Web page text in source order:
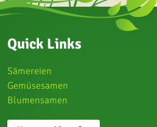
Quick Links
Sämereien
Gemüsesamen
Blumensamen